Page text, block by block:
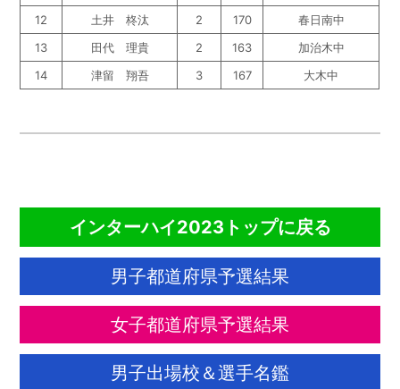
12
土井 柊汰 2 170
春日南中
13
田代 理貴 2 163
加治木中
14
津留 翔吾 3 167 大木中
インターハイ2023トップに戻る
男子都道府県予選結果
女子都道府県予選結果
男子出場校＆選手名鑑